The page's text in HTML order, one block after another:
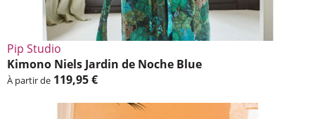
Pip Studio
Kimono Niels Jardin de Noche Blue
À partir de 119,95 €